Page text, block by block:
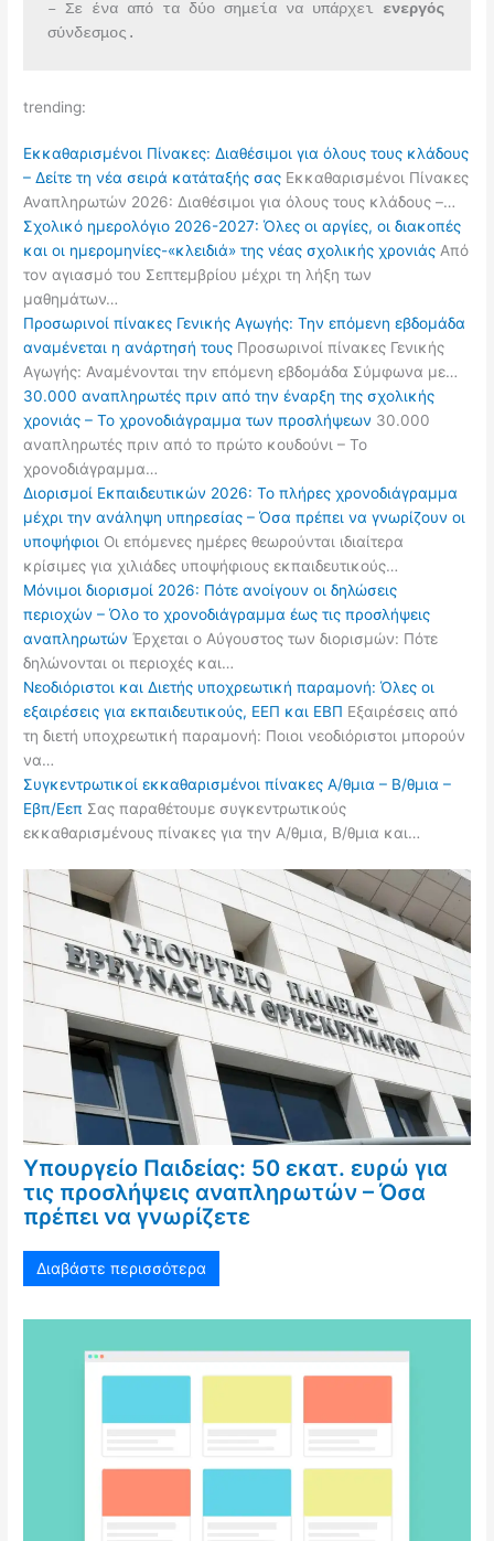
– Σε ένα από τα δύο σημεία να υπάρχει
ενεργός
σύνδεσμος.
trending:
Εκκαθαρισμένοι Πίνακες: Διαθέσιμοι για όλους τους κλάδους
– Δείτε τη νέα σειρά κατάταξής σας Εκκαθαρισμένοι Πίνακες
Αναπληρωτών 2026: Διαθέσιμοι για όλους τους κλάδους –…
Σχολικό ημερολόγιο 2026-2027: Όλες οι αργίες, οι διακοπές
και οι ημερομηνίες-«κλειδιά» της νέας σχολικής χρονιάς Από
τον αγιασμό του Σεπτεμβρίου μέχρι τη λήξη των
μαθημάτων…
Προσωρινοί πίνακες Γενικής Αγωγής: Την επόμενη εβδομάδα
αναμένεται η ανάρτησή τους Προσωρινοί πίνακες Γενικής
Αγωγής: Αναμένονται την επόμενη εβδομάδα Σύμφωνα με…
30.000 αναπληρωτές πριν από την έναρξη της σχολικής
χρονιάς – Το χρονοδιάγραμμα των προσλήψεων 30.000
αναπληρωτές πριν από το πρώτο κουδούνι – Το
χρονοδιάγραμμα…
Διορισμοί Εκπαιδευτικών 2026: Το πλήρες χρονοδιάγραμμα
μέχρι την ανάληψη υπηρεσίας – Όσα πρέπει να γνωρίζουν οι
υποψήφιοι Οι επόμενες ημέρες θεωρούνται ιδιαίτερα
κρίσιμες για χιλιάδες υποψήφιους εκπαιδευτικούς…
Μόνιμοι διορισμοί 2026: Πότε ανοίγουν οι δηλώσεις
περιοχών – Όλο το χρονοδιάγραμμα έως τις προσλήψεις
αναπληρωτών Έρχεται ο Αύγουστος των διορισμών: Πότε
δηλώνονται οι περιοχές και…
Νεοδιόριστοι και Διετής υποχρεωτική παραμονή: Όλες οι
εξαιρέσεις για εκπαιδευτικούς, ΕΕΠ και ΕΒΠ Εξαιρέσεις από
τη διετή υποχρεωτική παραμονή: Ποιοι νεοδιόριστοι μπορούν
να…
Συγκεντρωτικοί εκκαθαρισμένοι πίνακες Α/θμια – Β/θμια –
Εβπ/Εεπ Σας παραθέτουμε συγκεντρωτικούς
εκκαθαρισμένους πίνακες για την Α/θμια, Β/θμια και…
Υπουργείο Παιδείας: 50 εκατ. ευρώ για
τις προσλήψεις αναπληρωτών – Όσα
πρέπει να γνωρίζετε
Διαβάστε περισσότερα